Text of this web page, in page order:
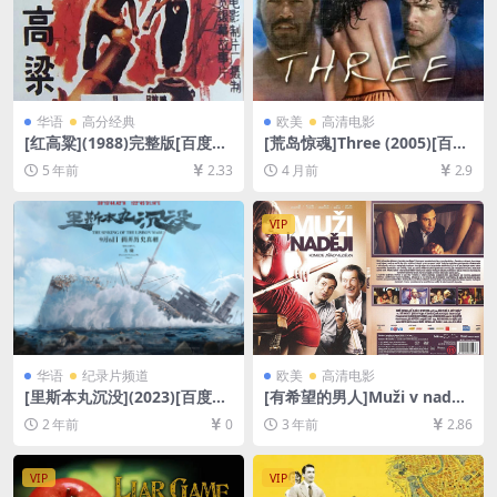
华语 高分经典
[红高粱](1988)完整版[百度网
盘+夸克网盘+迅雷云盘资源10
80P超清未删减][MP4/5.6GB]
[国语中字]
5 年前 2.33
欧美 高清电影
[荒岛惊魂]Three (2005)[百度
网盘+夸克网盘1080P超清未
删减资源][网盘在线播放/下
载][MP4/6GB][中文字幕]
4 月前 2.9
华语 纪录片频道
[里斯本丸沉没](2023)[百度网
盘+夸克网盘1080P/4K超清未
删减资源][网盘在线播放/下
字幕]
2 年前 0
VIP
欧美 高清电影
[有希望的男人]Muži v naději
(2011)[百度网盘+迅雷云盘资
源1080P超清未删减][MP4/6.
3 年前 2.86
VIP VIP